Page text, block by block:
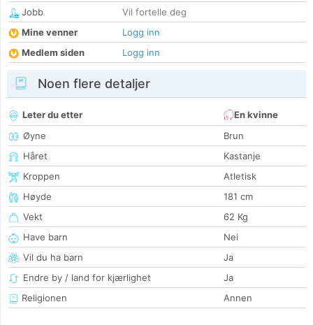
Jobb
Vil fortelle deg
Mine venner
Logg inn
Medlem siden
Logg inn
Noen flere detaljer
Leter du etter
En kvinne
Øyne
Brun
Håret
Kastanje
Kroppen
Atletisk
Høyde
181 cm
Vekt
62 Kg
Have barn
Nei
Vil du ha barn
Ja
Endre by / land for kjærlighet
Ja
Religionen
Annen